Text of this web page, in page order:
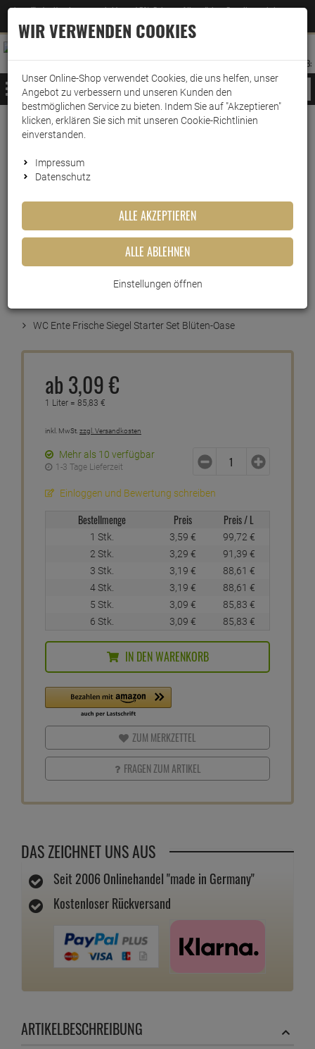
Jetzt für den Newsletter entscheiden und 5% Rabatt auf Ihre nächste Bestellung erhalten
–Zum Newsletter
ANMELDEN
AUFKLAPPEN
MERKZETTEL
WARENKORB:
MENÜ
Weiter einkaufen www.wark24.de Haushaltsreiniger
Sanitärreiniger
WC-Reiniger
WC Ente Frische Siegel Starter Set Blüten-Oase
WC Ente Frische Siegel Starter
Set Blüten-Oase
Artikel-Nummer:10012974
WC Ente Frische Siegel Starter Set Blüten-Oase
ab 3,09€
1 Liter = 85,83 €
inkl. MwSt.zzgl. Versandkosten
Mehr als 10 verfügbar
1-3 Tage Lieferzeit
Einloggen und Bewertung schreiben
Bestellmenge Preis Preis / L
1 Stk. 3,59 € 99,72 €
2 Stk.
3,29 € 91,39 €
3 Stk.
3,19 € 88,61 €
4 Stk.
3,19 € 88,61 €
5 Stk.
3,09 € 85,83 €
6 Stk.
3,09 € 85,83 €
IN DEN WARENKORB
ZUM MERKZETTEL
FRAGEN ZUM ARTIKEL
DAS ZEICHNET UNS AUS
Seit 2006 Onlinehandel "made in Germany"
Kostenloser Rückversand
ARTIKELBESCHREIBUNG
WIR VERWENDEN COOKIES
Unser Online-Shop verwendet Cookies, die uns helfen, unser
Angebot zu verbessern und unseren Kunden den
bestmöglichen Service zu bieten. Indem Sie auf "Akzeptieren"
klicken, erklären Sie sich mit unseren Cookie-Richtlinien
einverstanden.
Impressum
Datenschutz
ALLE AKZEPTIEREN
ALLE ABLEHNEN
Einstellungen öffnen